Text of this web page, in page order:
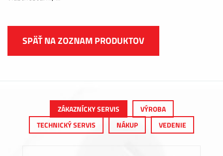
SPÄŤ NA ZOZNAM PRODUKTOV
ZÁKAZNÍCKY SERVIS
VÝROBA
TECHNICKÝ SERVIS
NÁKUP VEDENIE